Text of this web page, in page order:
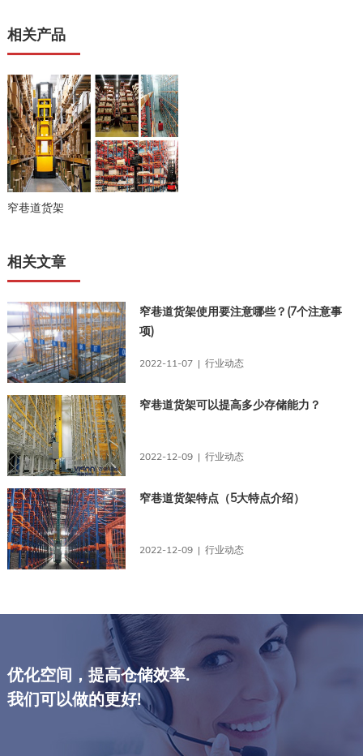
相关产品
窄巷道货架
相关文章
窄巷道货架使用要注意哪些？(7个注意事
项)
2022-11-07 | 行业动态
窄巷道货架可以提高多少存储能力？
2022-12-09 | 行业动态
窄巷道货架特点（5大特点介绍）
2022-12-09 | 行业动态
优化空间，提高仓储效率.
我们可以做的更好!